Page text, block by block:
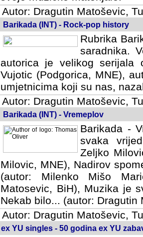
Autor: Dragutin Matoševic,
Barikada (INT) - Rock-pop history
Rubrika
saradnika.
autorica je velikog serijala
Vujotic (Podgorica, MNE),
umjetnicima koji su nas,
Autor: Dragutin Matoševic,
Barikada (INT) - Vremeplov
Barikada -
svaka
Milovic,
MNE), Nadirov spomenar
Milenko Mišo Maric, UK),
Muzika je svirala (autor:
(autor: Dragutin Matosevic,
Autor: Dragutin Matoševic,
ex YU singles - 50 godina ex YU